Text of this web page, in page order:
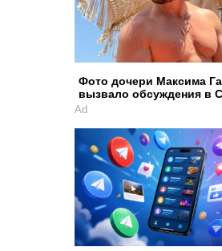
Фото дочери Максима
вызвало обсуждения в
Ad